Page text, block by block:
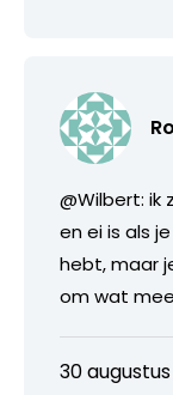
@Wilbert:
en ei is als
hebt, maar
om wat
30